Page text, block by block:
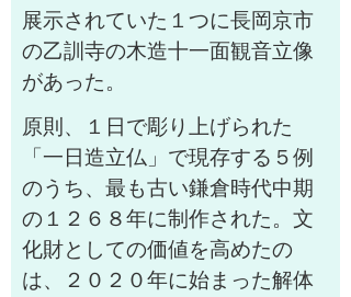
展示されていた１つに長岡京市
の乙訓寺の木造十一面観音立像
があった。
原則、１日で彫り上げられた
「一日造立仏」で現存する５例
のうち、最も古い鎌倉時代中期
の１２６８年に制作された。文
化財としての価値を高めたの
は、２０２０年に始まった解体